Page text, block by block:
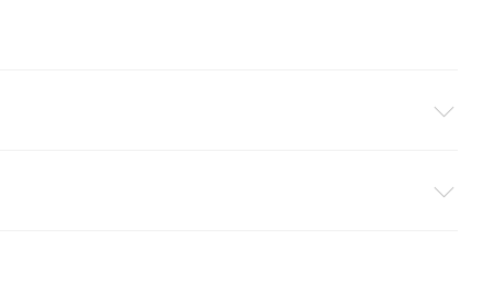
(ei koske kotiinkuljetusta). Toimituskulut